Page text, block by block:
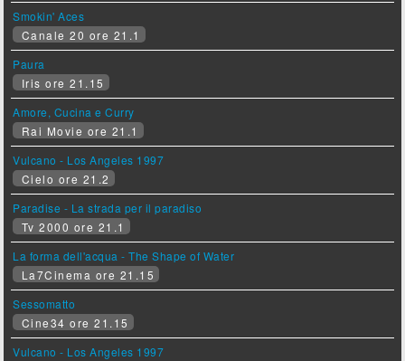
Smokin' Aces
Canale 20 ore 21.1
Paura
Iris ore 21.15
Amore, Cucina e Curry
Rai Movie ore 21.1
Vulcano - Los Angeles 1997
Cielo ore 21.2
Paradise - La strada per il paradiso
Tv 2000 ore 21.1
La forma dell'acqua - The Shape of Water
La7Cinema ore 21.15
Sessomatto
Cine34 ore 21.15
Vulcano - Los Angeles 1997